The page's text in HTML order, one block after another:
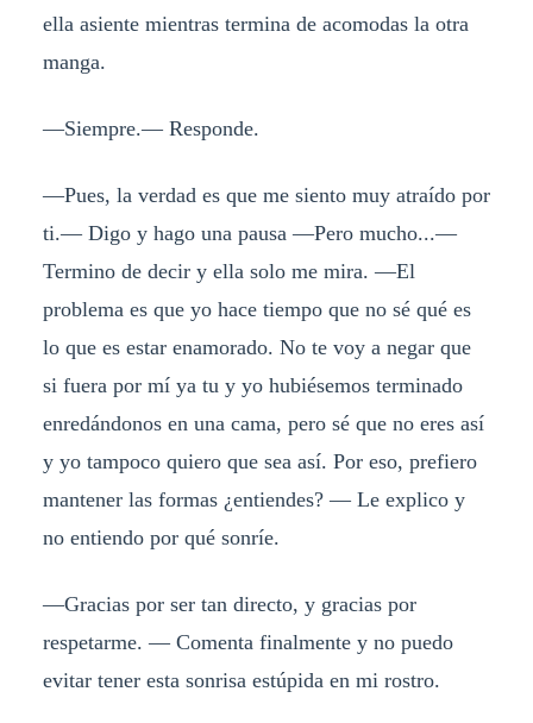
ella asiente mientras termina de acomodas la otra
manga.
—Siempre.— Responde.
—Pues, la verdad es que me siento muy atraído por
ti.— Digo y hago una pausa —Pero mucho...—
Termino de decir y ella solo me mira. —El
problema es que yo hace tiempo que no sé qué es
lo que es estar enamorado. No te voy a negar que
si fuera por mí ya tu y yo hubiésemos terminado
enredándonos en una cama, pero sé que no eres así
y yo tampoco quiero que sea así. Por eso, prefiero
mantener las formas ¿entiendes? — Le explico y
no entiendo por qué sonríe.
—Gracias por ser tan directo, y gracias por
respetarme. — Comenta finalmente y no puedo
evitar tener esta sonrisa estúpida en mi rostro.